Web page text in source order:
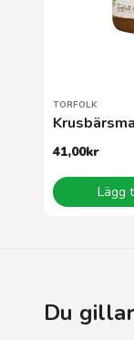
TORFOLK
41,00kr
Lägg
Du gillar